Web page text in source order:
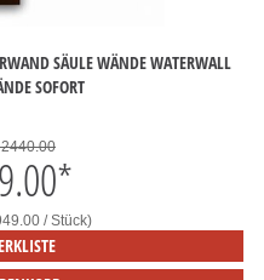
SÄULE WÄNDE WATERWALL
SOFORT
*
/ Stück)